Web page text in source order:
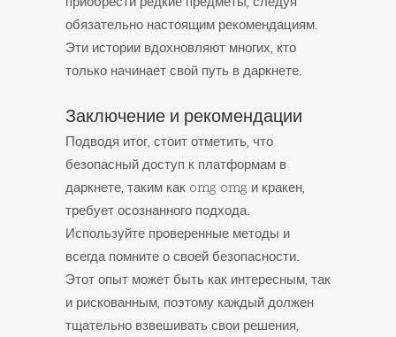
обязательно настоящим рекомендациям.
Эти истории вдохновляют многих, кто
только начинает свой путь в даркнете.
Заключение и рекомендации
Подводя итог, стоит отметить, что
безопасный доступ к платформам в
даркнете, таким как omg omg и кракен,
требует осознанного подхода.
Используйте проверенные методы и
всегда помните о своей безопасности.
Этот опыт может быть как интересным, так
и рискованным, поэтому каждый должен
тщательно взвешивать свои решения,